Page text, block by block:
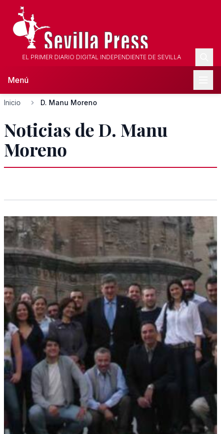
EL PRIMER DIARIO DIGITAL INDEPENDIENTE DE SEVILLA
Menú
Inicio D. Manu Moreno
Noticias de D. Manu
Moreno